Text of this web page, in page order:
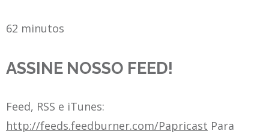
62 minutos
ASSINE NOSSO FEED!
Feed, RSS e iTunes:
http://feeds.feedburner.com/Papricast Para